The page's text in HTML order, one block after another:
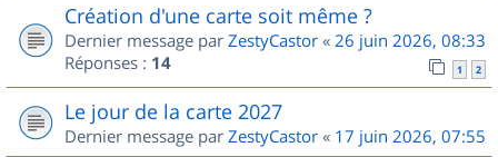
Création d'une carte soit même ?
Dernier message par ZestyCastor « 26 juin 2026, 08:33
Réponses : 14 1 2
Le jour de la carte 2027
Dernier message par ZestyCastor « 17 juin 2026, 07:55